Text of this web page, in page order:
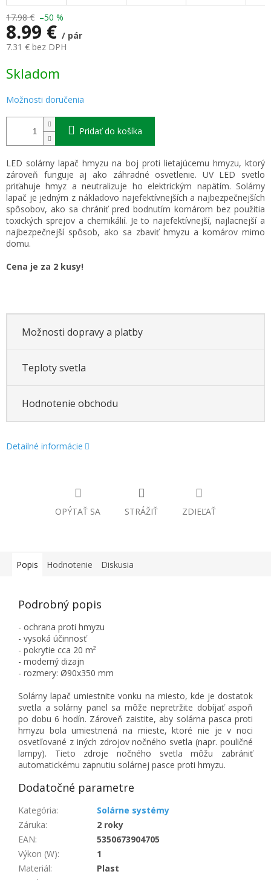
17.98 € –50 %
8.99 € / pár
7.31 € bez DPH
cena:
Skladom
Možnosti doručenia
Pridať do košíka
LED solárny lapač hmyzu na boj proti lietajúcemu hmyzu, ktorý
zároveň funguje aj ako záhradné osvetlenie. UV LED svetlo
priťahuje hmyz a neutralizuje ho elektrickým napätím. Solárny
lapač je jedným z nákladovo najefektívnejších a najbezpečnejších
spôsobov, ako sa chrániť pred bodnutím komárom bez použitia
toxických sprejov a chemikálií. Je to najefektívnejší, najlacnejší a
najbezpečnejší spôsob, ako sa zbaviť hmyzu a komárov mimo
domu.
Cena je za 2 kusy!
Možnosti dopravy a platby
Teploty svetla
Hodnotenie obchodu
Detailné informácie
OPÝTAŤ SA STRÁŽIŤ ZDIEĽAŤ
Popis Hodnotenie Diskusia
Podrobný popis
- ochrana proti hmyzu
- vysoká účinnosť
- pokrytie cca 20 m²
- moderný dizajn
- rozmery: Ø90x350 mm
Solárny lapač umiestnite vonku na miesto, kde je dostatok
svetla a solárny panel sa môže nepretržite dobíjať aspoň
po dobu 6 hodín. Zároveň zaistite, aby solárna pasca proti
hmyzu bola umiestnená na mieste, ktoré nie je v noci
osvetľované z iných zdrojov nočného svetla (napr. pouličné
lampy). Tieto zdroje nočného svetla môžu zabrániť
automatickému zapnutiu solárnej pasce proti hmyzu.
Dodatočné parametre
Kategória:
Solárne systémy
Záruka:
2 roky
EAN:
5350673904705
Výkon (W):
1
Materiál:
Plast